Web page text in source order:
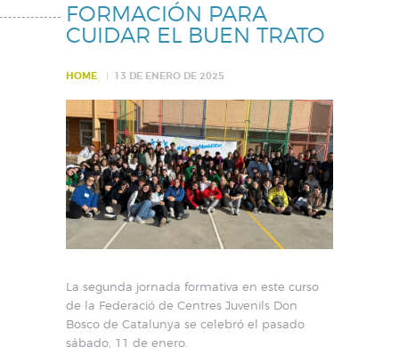
FORMACIÓN PARA
CUIDAR EL BUEN TRATO
HOME 13 DE ENERO DE 2025
La segunda jornada formativa en este curso
de la Federació de Centres Juvenils Don
Bosco de Catalunya se celebró el pasado
sábado, 11 de enero.